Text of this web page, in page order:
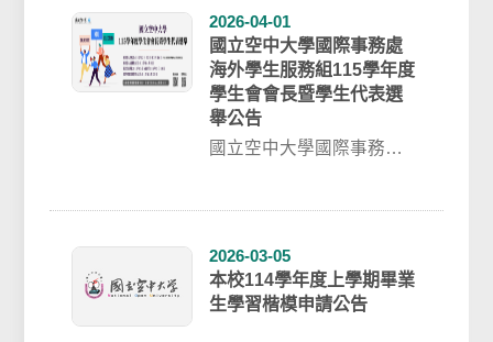
2026-04-01
國立空中大學國際事務處
海外學生服務組115學年度
學生會會長暨學生代表選
舉公告
國立空中大學國際事務處
2026-03-05
本校114學年度上學期畢業
生學習楷模申請公告